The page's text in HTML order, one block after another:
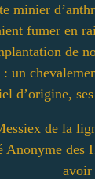
minier
fumer en
de
: un
d’origine,
de la
Anonyme des
avoir